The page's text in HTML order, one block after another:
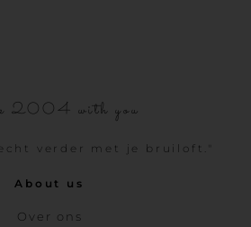
2004 with you
verder met je bruiloft."
About us
Over ons